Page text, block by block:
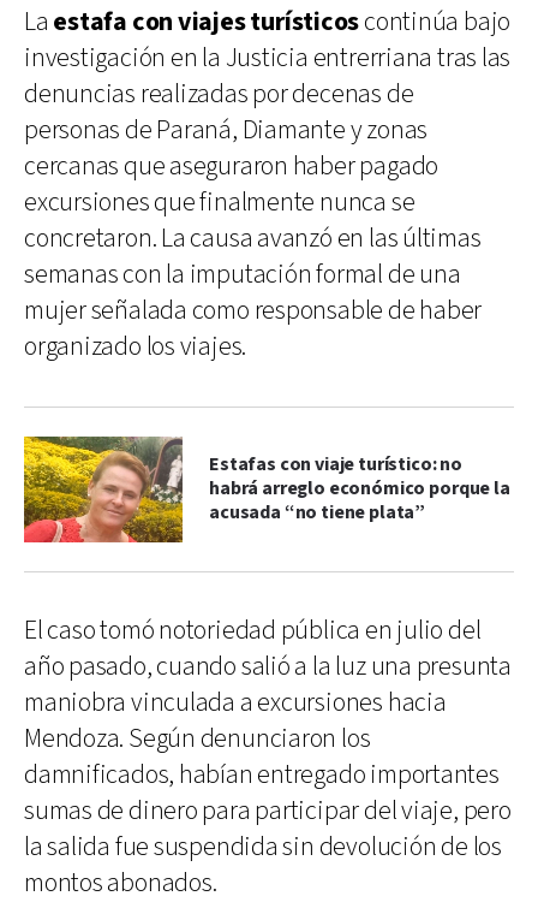
La estafa con viajes turísticoscontinúa bajo
investigación en la Justicia entrerriana tras las
denuncias realizadas por decenas de
personas de Paraná, Diamante y zonas
cercanas que aseguraron haber pagado
excursiones que finalmente nunca se
concretaron. La causa avanzó en las últimas
semanas con la imputación formal de una
mujer señalada como responsable de haber
organizado los viajes.
Estafas con viaje turístico: no
habrá arreglo económico porque la
acusada “no tiene plata”
El caso tomó notoriedad pública en julio del
año pasado, cuando salió a la luz una presunta
maniobra vinculada a excursiones hacia
Mendoza. Según denunciaron los
damnificados, habían entregado importantes
sumas de dinero para participar del viaje, pero
la salida fue suspendida sin devolución de los
montos abonados.